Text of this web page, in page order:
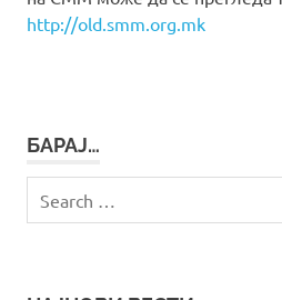
http://old.smm.org.mk
БАРАЈ…
for: